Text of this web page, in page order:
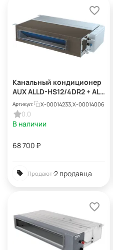
Канальный кондиционер
AUX ALLD-HS12/4DR2 + AL-
HS12/4DR2(U)
Артикул: X-00014233,X-00014006
0.0
В наличии
68 700 ₽
Продают:2 продавца